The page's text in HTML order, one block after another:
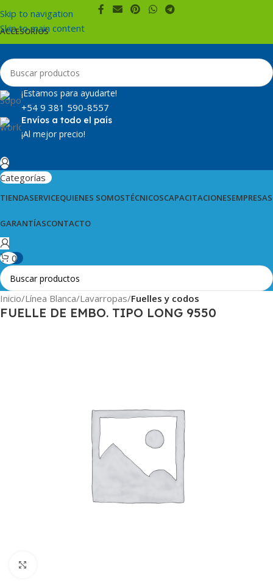
Skip to navigation
Skip to main content
ACCESORIOS
¡Estamos para ayudarte!
+54 9 381 590-8557
Envíos a todo el país
¡Al mejor precio!
Categorías
TIENDASERVICEQUIENES SOMOSTÉCNICOSCAPACITACIONESEMPRESAS
GARANTÍASCONTACTO
0
Inicio Línea Blanca Lavarropas Fuelles y codos
FUELLE DE EMBO. TIPO LONG 9550